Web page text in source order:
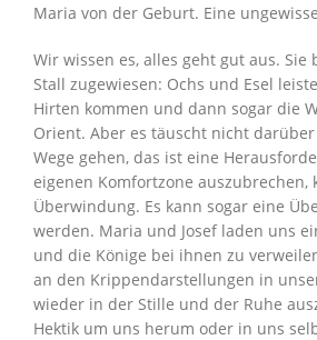
Maria von der Geburt. Eine
Wir wissen es, alles geht gut aus. Sie
Stall zugewiesen: Ochs und Esel
Hirten kommen und dann sogar die
Orient. Aber es täuscht nicht
Wege gehen, das ist eine
eigenen Komfortzone auszubrechen,
Überwindung. Es kann sogar eine
werden. Maria und Josef laden uns
und die Könige bei ihnen zu
an den Krippendarstellungen in
wieder in der Stille und der Ruhe
Hektik um uns herum oder in uns